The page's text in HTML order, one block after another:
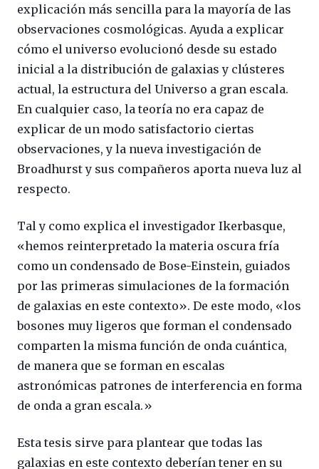
explicación más sencilla para la mayoría de las
observaciones cosmológicas. Ayuda a explicar
cómo el universo evolucionó desde su estado
inicial a la distribución de galaxias y clústeres
actual, la estructura del Universo a gran escala.
En cualquier caso, la teoría no era capaz de
explicar de un modo satisfactorio ciertas
observaciones, y la nueva investigación de
Broadhurst y sus compañeros aporta nueva luz al
respecto.
Tal y como explica el investigador Ikerbasque,
«hemos reinterpretado la materia oscura fría
como un condensado de Bose-Einstein, guiados
por las primeras simulaciones de la formación
de galaxias en este contexto». De este modo, «los
bosones muy ligeros que forman el condensado
comparten la misma función de onda cuántica,
de manera que se forman en escalas
astronómicas patrones de interferencia en forma
de onda a gran escala.»
Esta tesis sirve para plantear que todas las
galaxias en este contexto deberían tener en su